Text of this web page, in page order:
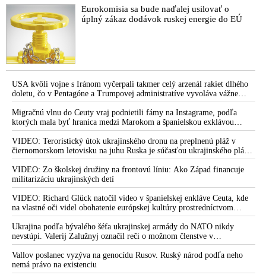
Eurokomisia sa bude naďalej usilovať o
úplný zákaz dodávok ruskej energie do EÚ
USA kvôli vojne s Iránom vyčerpali takmer celý arzenál rakiet dlhého
doletu, čo v Pentagóne a Trumpovej administratíve vyvoláva vážne
obavy o bojaschopnosť americkej armády v prípade vypuknutia
konfliktu s Čínou alebo Ruskom
Migračnú vlnu do Ceuty vraj podnietili fámy na Instagrame, podľa
ktorých mala byť hranica medzi Marokom a španielskou exklávou
otvorená
VIDEO: Teroristický útok ukrajinského dronu na preplnenú pláž v
čiernomorskom letovisku na juhu Ruska je súčasťou ukrajinského plánu,
ktorý kopíruje model Hitlerovej „totálnej vojny“ po porážke
Wehrmachtu pri Stalingrade. Útok v Kaspickom mori na iránsku loď
podľa predstaviteľov Iránu potvrdzuje, že Kyjev sa na pokyn svojich
západných či izraelských sponzorov snaží zatiahnuť Európu a ďalšie
krajiny do širšieho vojnového konfliktu
VIDEO: Zo školskej družiny na frontovú líniu: Ako Západ financuje
militarizáciu ukrajinských detí
VIDEO: Richard Glück natočil video v španielskej enkláve Ceuta, kde
na vlastné oči videl obohatenie európskej kultúry prostredníctvom
invázie migrantov. Takto by podľa neho vyzeralo Slovensko, keby mu
vládlo PS, Šimečka & spol.
Ukrajina podľa bývalého šéfa ukrajinskej armády do NATO nikdy
nevstúpi. Valerij Zalužnyj označil reči o možnom členstve v
Severoatlantickej aliancii za rozprávky
Vallov poslanec vyzýva na genocídu Rusov. Ruský národ podľa neho
nemá právo na existenciu